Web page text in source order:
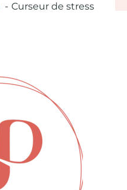
Curseur de stress